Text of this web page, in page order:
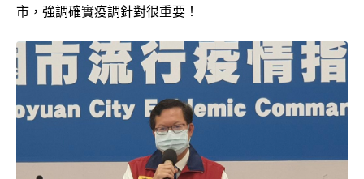
市，強調確實疫調針對很重要！